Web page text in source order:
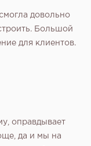
довольно
Большой
для клиентов.
оправдывает
да и мы на